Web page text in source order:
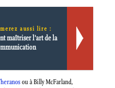
aussi lire :
maîtriser l'art de la
ou à Billy McFarland,